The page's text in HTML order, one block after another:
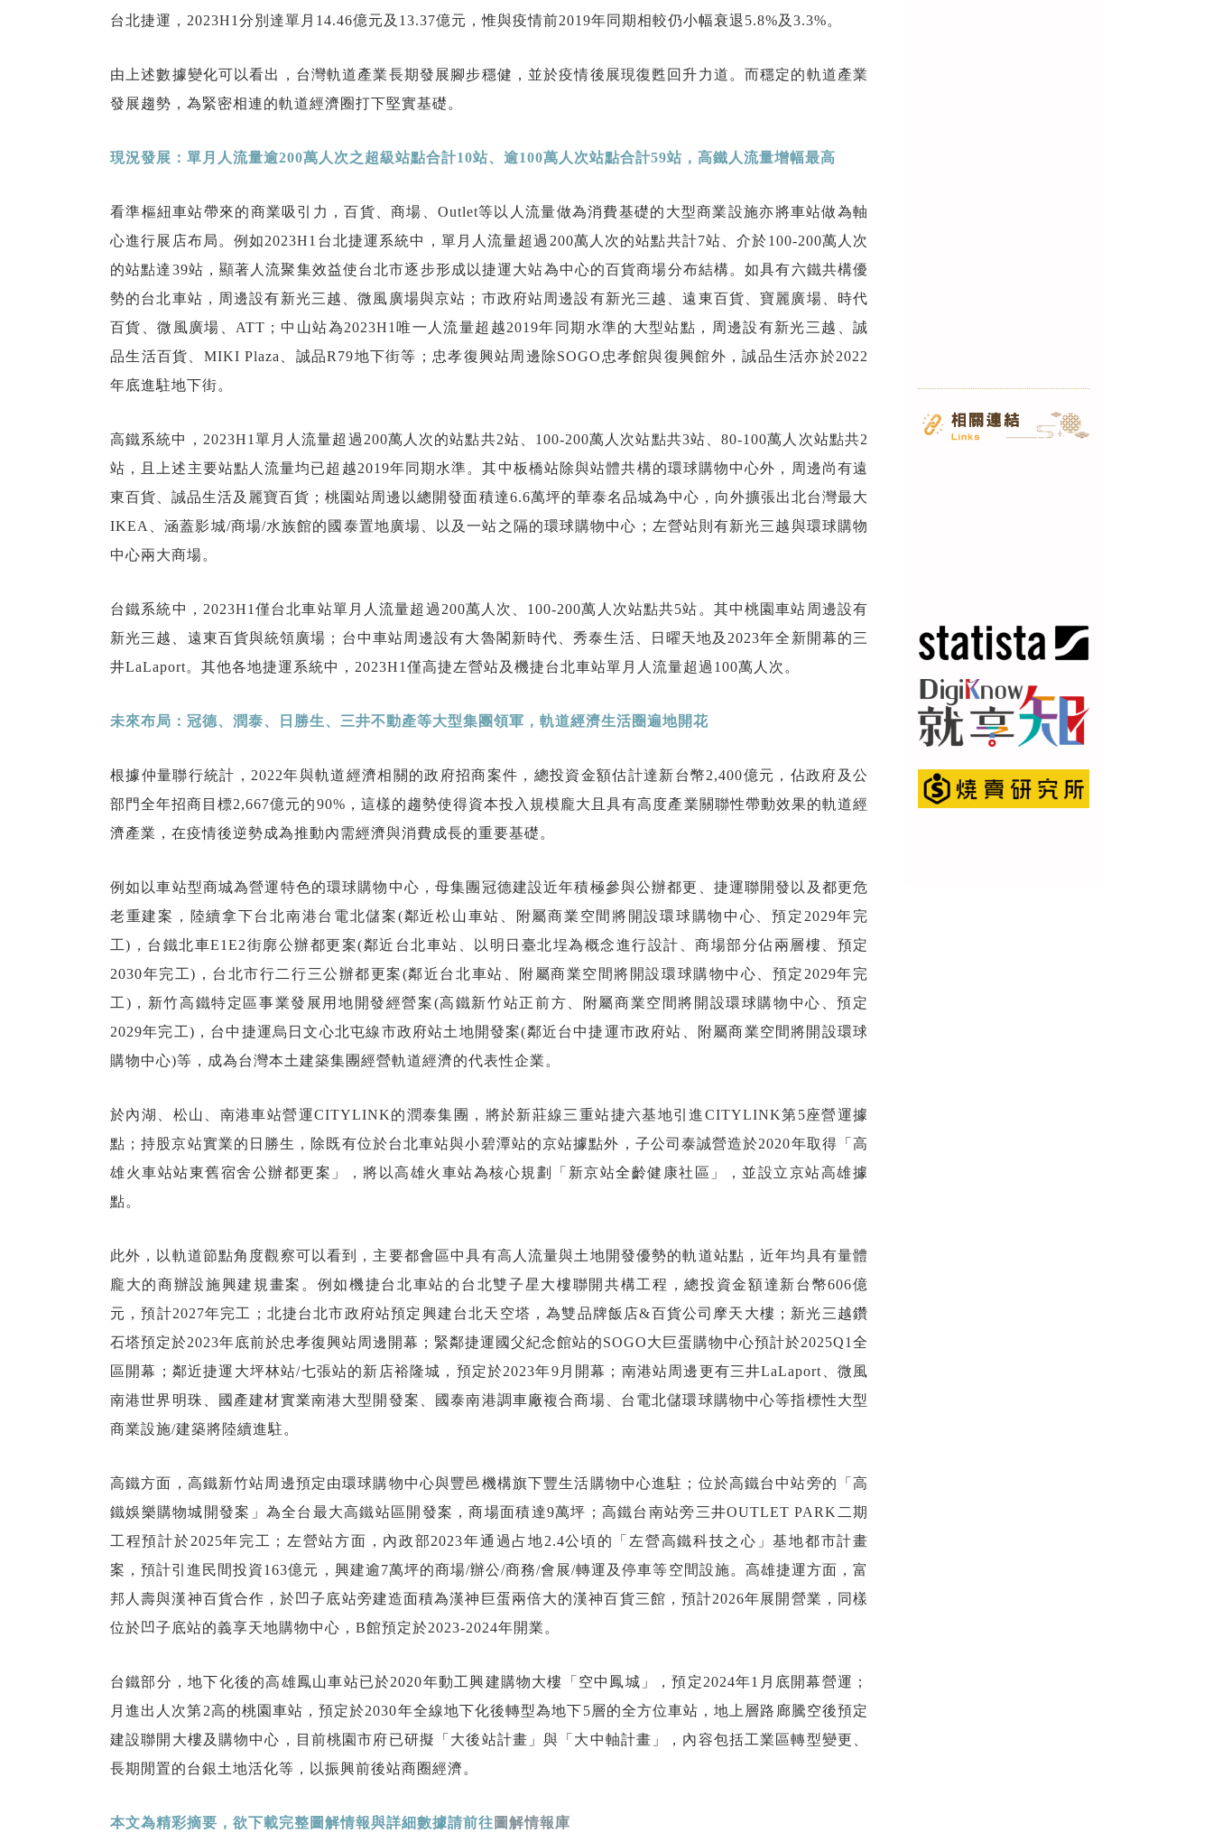
台北捷運，2023H1分別達單月14.46億元及13.37億元，惟與疫情前2019年同期相較仍小幅衰退5.8%及3.3%。
由上述數據變化可以看出，台灣軌道產業長期發展腳步穩健，並於疫情後展現復甦回升力道。而穩定的軌道產業
發展趨勢，為緊密相連的軌道經濟圈打下堅實基礎。
現況發展：單月人流量逾200萬人次之超級站點合計10站、逾100萬人次站點合計59站，高鐵人流量增幅最高
看準樞紐車站帶來的商業吸引力，百貨、商場、Outlet等以人流量做為消費基礎的大型商業設施亦將車站做為軸
心進行展店布局。例如2023H1台北捷運系統中，單月人流量超過200萬人次的站點共計7站、介於100-200萬人次
的站點達39站，顯著人流聚集效益使台北市逐步形成以捷運大站為中心的百貨商場分布結構。如具有六鐵共構優
勢的台北車站，周邊設有新光三越、微風廣場與京站；市政府站周邊設有新光三越、遠東百貨、寶麗廣場、時代
百貨、微風廣場、ATT；中山站為2023H1唯一人流量超越2019年同期水準的大型站點，周邊設有新光三越、誠
品生活百貨、MIKI Plaza、誠品R79地下街等；忠孝復興站周邊除SOGO忠孝館與復興館外，誠品生活亦於2022
年底進駐地下街。
高鐵系統中，2023H1單月人流量超過200萬人次的站點共2站、100-200萬人次站點共3站、80-100萬人次站點共2
站，且上述主要站點人流量均已超越2019年同期水準。其中板橋站除與站體共構的環球購物中心外，周邊尚有遠
東百貨、誠品生活及麗寶百貨；桃園站周邊以總開發面積達6.6萬坪的華泰名品城為中心，向外擴張出北台灣最大
IKEA、涵蓋影城/商場/水族館的國泰置地廣場、以及一站之隔的環球購物中心；左營站則有新光三越與環球購物
中心兩大商場。
台鐵系統中，2023H1僅台北車站單月人流量超過200萬人次、100-200萬人次站點共5站。其中桃園車站周邊設有
新光三越、遠東百貨與統領廣場；台中車站周邊設有大魯閣新時代、秀泰生活、日曜天地及2023年全新開幕的三
井LaLaport。其他各地捷運系統中，2023H1僅高捷左營站及機捷台北車站單月人流量超過100萬人次。
未來布局：冠德、潤泰、日勝生、三井不動產等大型集團領軍，軌道經濟生活圈遍地開花
根據仲量聯行統計，2022年與軌道經濟相關的政府招商案件，總投資金額估計達新台幣2,400億元，佔政府及公
部門全年招商目標2,667億元的90%，這樣的趨勢使得資本投入規模龐大且具有高度產業關聯性帶動效果的軌道經
濟產業，在疫情後逆勢成為推動內需經濟與消費成長的重要基礎。
例如以車站型商城為營運特色的環球購物中心，母集團冠德建設近年積極參與公辦都更、捷運聯開發以及都更危
老重建案，陸續拿下台北南港台電北儲案(鄰近松山車站、附屬商業空間將開設環球購物中心、預定2029年完
工)，台鐵北車E1E2街廓公辦都更案(鄰近台北車站、以明日臺北埕為概念進行設計、商場部分佔兩層樓、預定
2030年完工)，台北市行二行三公辦都更案(鄰近台北車站、附屬商業空間將開設環球購物中心、預定2029年完
工)，新竹高鐵特定區事業發展用地開發經營案(高鐵新竹站正前方、附屬商業空間將開設環球購物中心、預定
2029年完工)，台中捷運烏日文心北屯線市政府站土地開發案(鄰近台中捷運市政府站、附屬商業空間將開設環球
購物中心)等，成為台灣本土建築集團經營軌道經濟的代表性企業。
於內湖、松山、南港車站營運CITYLINK的潤泰集團，將於新莊線三重站捷六基地引進CITYLINK第5座營運據
點；持股京站實業的日勝生，除既有位於台北車站與小碧潭站的京站據點外，子公司泰誠營造於2020年取得「高
雄火車站站東舊宿舍公辦都更案」，將以高雄火車站為核心規劃「新京站全齡健康社區」，並設立京站高雄據
點。
此外，以軌道節點角度觀察可以看到，主要都會區中具有高人流量與土地開發優勢的軌道站點，近年均具有量體
龐大的商辦設施興建規畫案。例如機捷台北車站的台北雙子星大樓聯開共構工程，總投資金額達新台幣606億
元，預計2027年完工；北捷台北市政府站預定興建台北天空塔，為雙品牌飯店&百貨公司摩天大樓；新光三越鑽
石塔預定於2023年底前於忠孝復興站周邊開幕；緊鄰捷運國父紀念館站的SOGO大巨蛋購物中心預計於2025Q1全
區開幕；鄰近捷運大坪林站/七張站的新店裕隆城，預定於2023年9月開幕；南港站周邊更有三井LaLaport、微風
南港世界明珠、國產建材實業南港大型開發案、國泰南港調車廠複合商場、台電北儲環球購物中心等指標性大型
商業設施/建築將陸續進駐。
高鐵方面，高鐵新竹站周邊預定由環球購物中心與豐邑機構旗下豐生活購物中心進駐；位於高鐵台中站旁的「高
鐵娛樂購物城開發案」為全台最大高鐵站區開發案，商場面積達9萬坪；高鐵台南站旁三井OUTLET PARK二期
工程預計於2025年完工；左營站方面，內政部2023年通過占地2.4公頃的「左營高鐵科技之心」基地都市計畫
案，預計引進民間投資163億元，興建逾7萬坪的商場/辦公/商務/會展/轉運及停車等空間設施。高雄捷運方面，富
邦人壽與漢神百貨合作，於凹子底站旁建造面積為漢神巨蛋兩倍大的漢神百貨三館，預計2026年展開營業，同樣
位於凹子底站的義享天地購物中心，B館預定於2023-2024年開業。
台鐵部分，地下化後的高雄鳳山車站已於2020年動工興建購物大樓「空中鳳城」，預定2024年1月底開幕營運；
月進出人次第2高的桃園車站，預定於2030年全線地下化後轉型為地下5層的全方位車站，地上層路廊騰空後預定
建設聯開大樓及購物中心，目前桃園市府已研擬「大後站計畫」與「大中軸計畫」，內容包括工業區轉型變更、
長期閒置的台銀土地活化等，以振興前後站商圈經濟。
本文為精彩摘要，欲下載完整圖解情報與詳細數據請前往 圖解情報庫